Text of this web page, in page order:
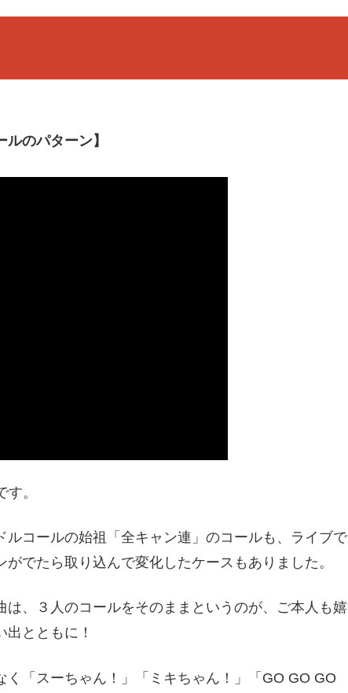
のパターン】
。
コールの始祖「全キャン連」のコールも、ライブで
でたら取り込んで変化したケースもありました。
、３人のコールをそのままというのが、ご本人も嬉
とともに！
「スーちゃん！」「ミキちゃん！」「GO GO GO